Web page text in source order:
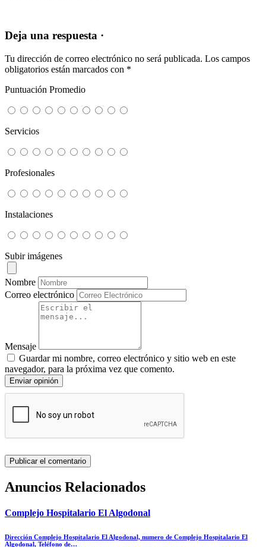
Deja una respuesta ·
Tu dirección de correo electrónico no será publicada. Los campos
obligatorios están marcados con *
Puntuación Promedio
Servicios
Profesionales
Instalaciones
Subir imágenes
Nombre
Correo electrónico
Mensaje
Guardar mi nombre, correo electrónico y sitio web en este
navegador, para la próxima vez que comento.
Enviar opinión
Anuncios Relacionados
Complejo Hospitalario El Algodonal
Dirección Complejo Hospitalario El Algodonal, numero de Complejo Hospitalario El
Algodonal, Teléfono de…